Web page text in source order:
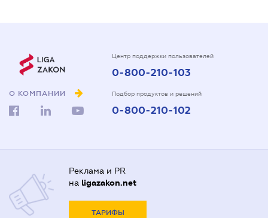
О КОМПАНИИ
Центр поддержки пользователей
0-800-210-103
Подбор продуктов и решений
0-800-210-102
Реклама и PR
на ligazakon.net
ТАРИФЫ